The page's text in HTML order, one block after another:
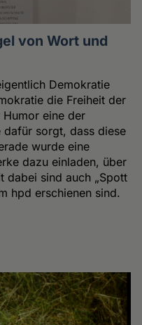
von Wort und
Demokratie
die Freiheit der
Humor eine der
sorgt, dass diese
wurde eine
dazu einladen, über
dabei sind auch „Spott
hpd erschienen sind.